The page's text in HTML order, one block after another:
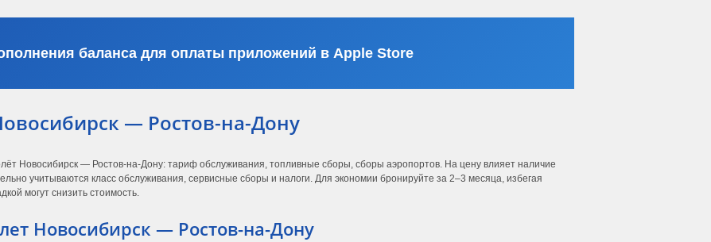
баланса для оплаты приложений в Apple Store
— Ростов-на-Дону
Новосибирск — Ростов-на-Дону: тариф обслуживания, топливные сборы, сборы аэропортов. На цену влияет наличие
учитываются класс обслуживания, сервисные сборы и налоги. Для экономии бронируйте за 2–3 месяца, избегая
могут снизить стоимость.
Новосибирск — Ростов-на-Дону